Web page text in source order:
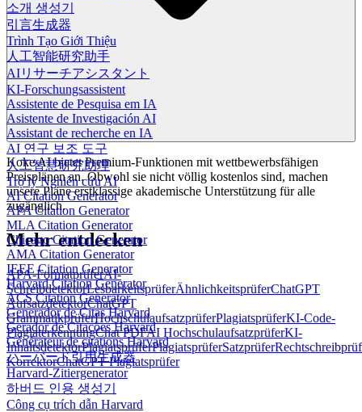
소개 생성기
引言生成器
Trình Tạo Giới Thiệu
人工智能研究助手
AIリサーチアシスタント
KI-Forschungsassistent
Assistente de Pesquisa em IA
Asistente de Investigación AI
Assistant de recherche en IA
AI 연구 보조 도구
人工智慧研究助理
Trợ lý Nghiên cứu AI
AI Citation Generator
APA Citation Generator
MLA Citation Generator
Chicago Citation Generator
AMA Citation Generator
IEEE Citation Generator
Harvard Citation Generator
ACS Citation Generator
Generador de Citas Harvard
Gerador de Citações Harvard
Générateur de citations Harvard
ハーバード引用生成器
Harvard-Zitiergenerator
하버드 인용 생성기
Công cụ trích dẫn Harvard
Koke AI bietet Premium-Funktionen mit wettbewerbsfähigen
Preisplänen an. Obwohl sie nicht völlig kostenlos sind, machen
unsere Pläne erstklassige akademische Unterstützung für alle
zugänglich.
Mehr entdecken
APA-FormatprüferAI-
SchreibdetektorLesbarkeitsprüferÄhnlichkeitsprüferChatGPT
AufsatzdetektorChatGPT
GrammatikprüferHochschulaufsatzprüferPlagiatsprüferKI-Code-
PlagiaterkennungChat PDFAI HochschulaufsatzprüferKI-
InhaltsdetektorPlagiatsprüferPlagiatsprüferSatzprüfer
KorrektorChatGPT Plagiatsprüfer